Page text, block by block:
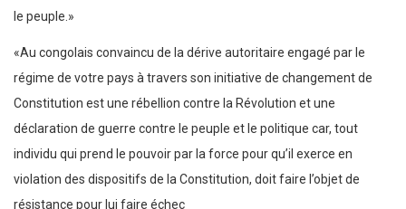
le peuple.»
«Au congolais convaincu de la dérive autoritaire engagé par le
régime de votre pays à travers son initiative de changement de
Constitution est une rébellion contre la Révolution et une
déclaration de guerre contre le peuple et le politique car, tout
individu qui prend le pouvoir par la force pour qu’il exerce en
violation des dispositifs de la Constitution, doit faire l’objet de
résistance pour lui faire échec